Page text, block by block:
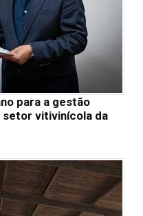
para a gestão
vitivinícola da